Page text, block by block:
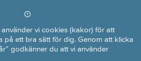
vi cookies (kakor) för att
på ett bra sätt för dig. Genom att klicka
godkänner du att vi använder